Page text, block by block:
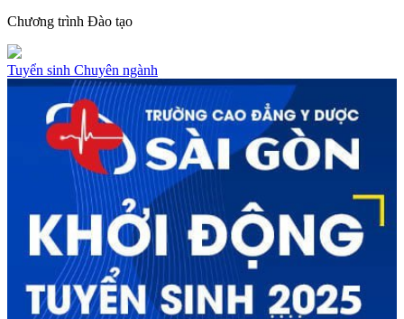
Chương trình Đào tạo
Tuyển sinh Chuyên ngành